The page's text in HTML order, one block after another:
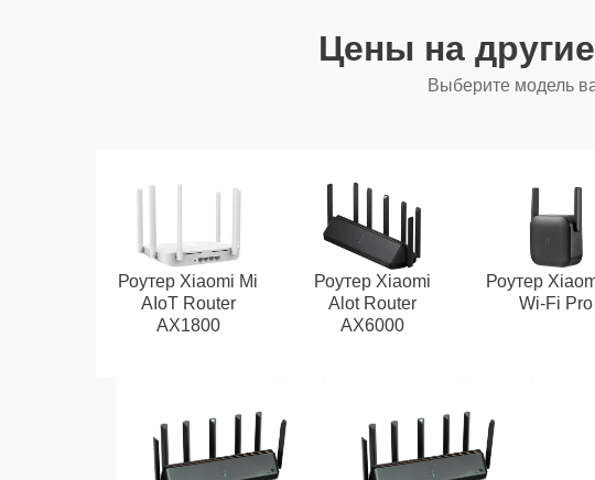
Цены на
Выберите модель
Роутер Xiaomi Mi
AIoT Router
AX1800
Роутер Xiaomi
Alot Router
AX6000
Роутер
Wi‑Fi Pro